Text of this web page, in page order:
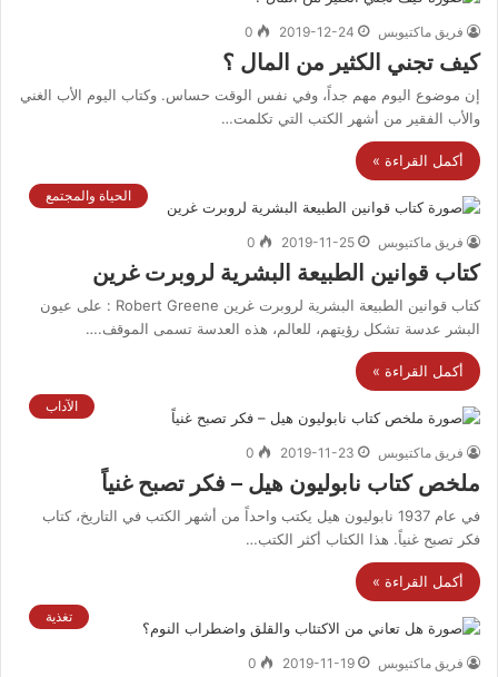
فريق ماكتيوبس 2019-12-24
0
كيف تجني الكثير من المال ؟
إن موضوع اليوم مهم جداً، وفي نفس الوقت حساس. وكتاب اليوم الأب الغني
والأب الفقير من أشهر الكتب التي تكلمت…
أكمل القراءة »
الحياة والمجتمع
فريق ماكتيوبس 2019-11-25
0
كتاب قوانين الطبيعة البشرية لروبرت غرين
كتاب قوانين الطبيعة البشرية لروبرت غرين Robert Greene : على عيون
البشر عدسة تشكل رؤيتهم، للعالم، هذه العدسة تسمى الموقف.…
أكمل القراءة »
الآداب
فريق ماكتيوبس 2019-11-23
0
ملخص كتاب نابوليون هيل – فكر تصبح غنياً
في عام 1937 نابوليون هيل يكتب واحداً من أشهر الكتب في التاريخ، كتاب
فكر تصبح غنياً. هذا الكتاب أكثر الكتب…
أكمل القراءة »
تغذية
فريق ماكتيوبس 2019-11-19
0